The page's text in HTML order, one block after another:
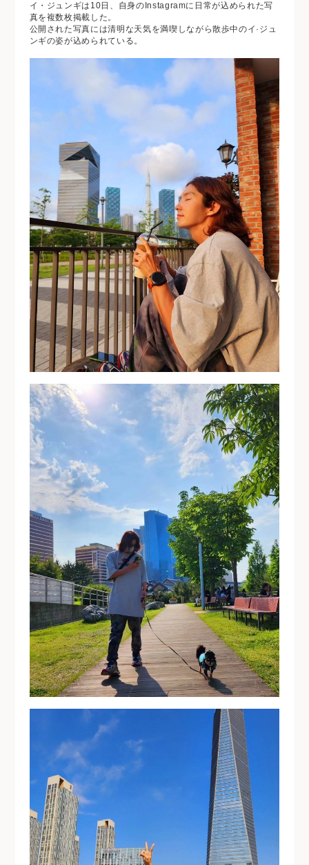
イ・ジュンギは10日、自身のInstagramに日常が込められた写
真を複数枚掲載した。
公開された写真には清明な天気を満喫しながら散歩中のイ·ジュ
ンギの姿が込められている。